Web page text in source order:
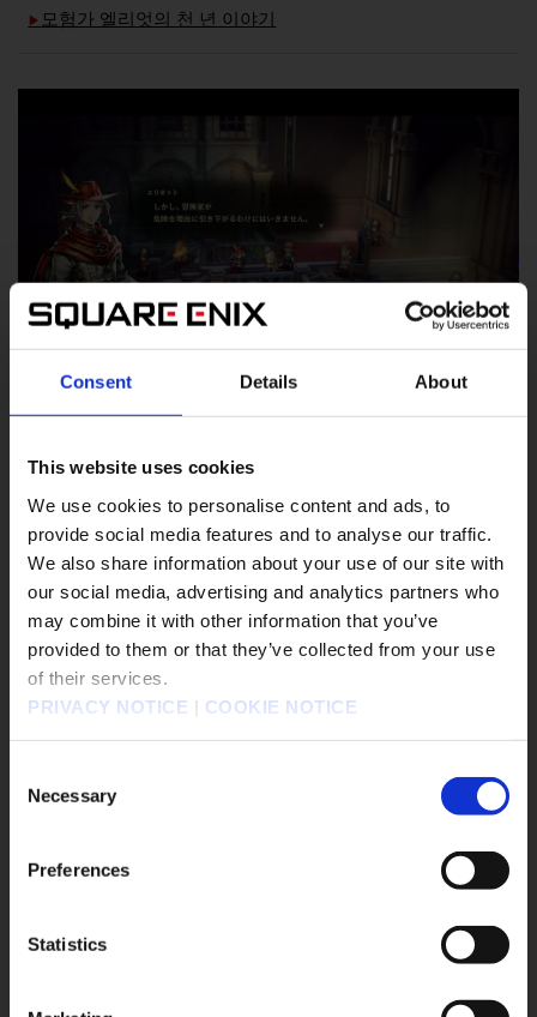
Consent Details About
This website uses cookies
We use cookies to personalise content and ads, to
provide social media features and to analyse our traffic.
We also share information about your use of our site with
our social media, advertising and analytics partners who
may combine it with other information that you’ve
provided to them or that they’ve collected from your use
of their services.
PRIVACY NOTICE | COOKIE NOTICE
Selection
Necessary
Preferences
Statistics
▶︎ 모험가 엘리엇의 천 년 이야기
2026.06.18
#Nintendo Switch 2 #PS5
#Steam
#The Adventures of Elliot: The Millennium
Tales
#XBOX on PC
#Xbox X|S
▶︎모험가 엘리엇의 천 년 이야기
販売エリアを選択してください。
Please select a sales area.